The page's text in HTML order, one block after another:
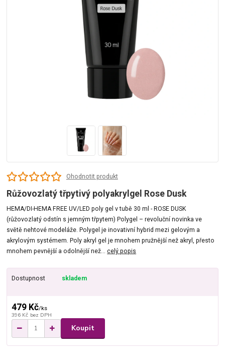
Ohodnotit produkt
Růžovozlatý třpytivý polyakrylgel Rose Dusk
HEMA/DI-HEMA FREE UV/LED poly gel v tubě 30 ml - ROSE DUSK
(růžovozlatý odstín s jemným třpytem) Polygel – revoluční novinka ve
světě nehtové modeláže. Polygel je inovativní hybrid mezi gelovým a
akrylovým systémem. Poly akryl gel je mnohem pružnější než akryl, přesto
mnohem pevnější a odolnější než...celý popis
Dostupnost skladem
479 Kč/ks
396 Kč bez DPH
Koupit